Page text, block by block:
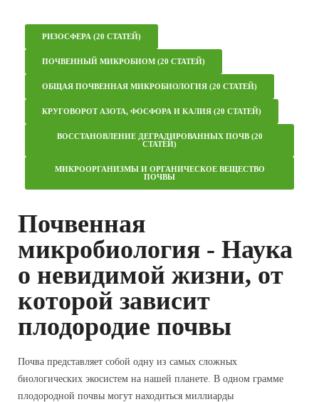
РИЗОСФЕРА (20 СТАТЕЙ)
ПОЧВЕННЫЙ МИКРОБИОМ (20 СТАТЕЙ)
ОБЩАЯ ПОЧВЕННАЯ МИКРОБИОЛОГИЯ (20 СТАТЕЙ)
КРУГОВОРОТ АЗОТА, ФОСФОРА И КАЛИЯ (20 СТАТЕЙ)
ВОССТАНОВЛЕНИЕ ДЕГРАДИРОВАННЫХ ПОЧВ (20
СТАТЕЙ)
МИКРООРГАНИЗМЫ И ОРГАНИЧЕСКОЕ ВЕЩЕСТВО
ПОЧВЫ
Почвенная
микробиология - Наука
о невидимой жизни, от
которой зависит
плодородие почвы
Почва представляет собой одну из самых сложных
биологических экосистем на нашей планете. В одном грамме
плодородной почвы могут находиться миллиарды